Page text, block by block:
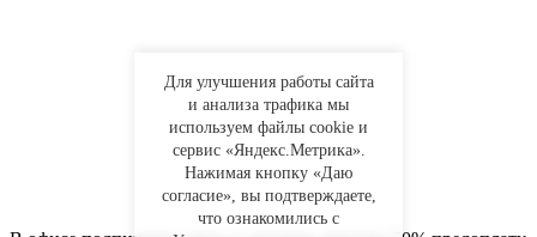
Для улучшения работы сайта
и анализа трафика мы
используем файлы cookie и
сервис «Яндекс.Метрика».
Нажимая кнопку «Даю
согласие», вы подтверждаете,
что ознакомились с